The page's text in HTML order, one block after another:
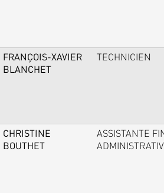
FRANÇOIS-XAVIER
BLANCHET
TECHNICIEN
CHRISTINE
BOUTHET
ASSISTANTE